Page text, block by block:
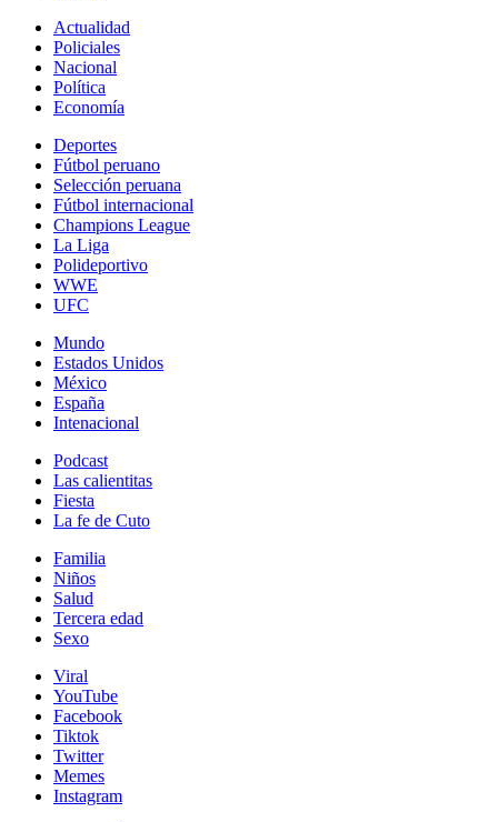
Actualidad
Policiales
Nacional
Política
Economía
Deportes
Fútbol peruano
Selección peruana
Fútbol internacional
Champions League
La Liga
Polideportivo
WWE
UFC
Mundo
Estados Unidos
México
España
Intenacional
Podcast
Las calientitas
Fiesta
La fe de Cuto
Familia
Niños
Salud
Tercera edad
Sexo
Viral
YouTube
Facebook
Tiktok
Twitter
Memes
Instagram